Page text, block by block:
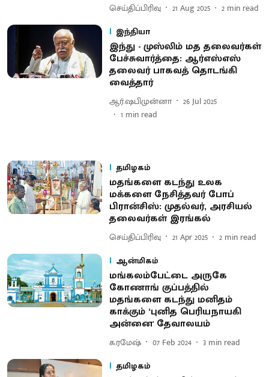
செய்திப்பிரிவு 21 Aug 2025 2 min read
இந்தியா
இந்து - முஸ்லிம் மத தலைவர்கள்
பேச்சுவார்த்தை: ஆர்எஸ்எஸ்
தலைவர் பாகவத் தொடங்கி
வைத்தார்
ஆர்.ஷபிமுன்னா
26 Jul 2025
1 min read
தமிழகம்
மதங்களை கடந்து உலக
மக்களை நேசித்தவர் போப்
பிரான்சிஸ்: முதல்வர், அரசியல்
தலைவர்கள் இரங்கல்
செய்திப்பிரிவு 21 Apr 2025 2 min read
ஆன்மிகம்
மங்கலம்பேட்டை அருகே
கோணாங் குப்பத்தில்
மதங்களை கடந்து மனிதம்
காக்கும் ‘புனித பெரியநாயகி
அன்னை' தேவாலயம்
க.ரமேஷ் 07 Feb 2024 3 min read
தமிழகம்